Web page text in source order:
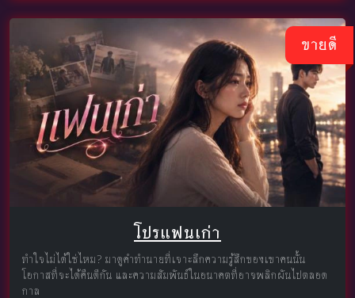
ขายดี
โปรแฟนเก่า
ทำใจไม่ได้ใช่ไหม? มาดูคำทำนายที่เจาะลึกความรู้สึกของเขาคนนั้น
โอกาสที่จะได้คืนดีกัน และความสัมพันธ์ในอนาคตที่อาจพลิกผันไปตลอด
กาล